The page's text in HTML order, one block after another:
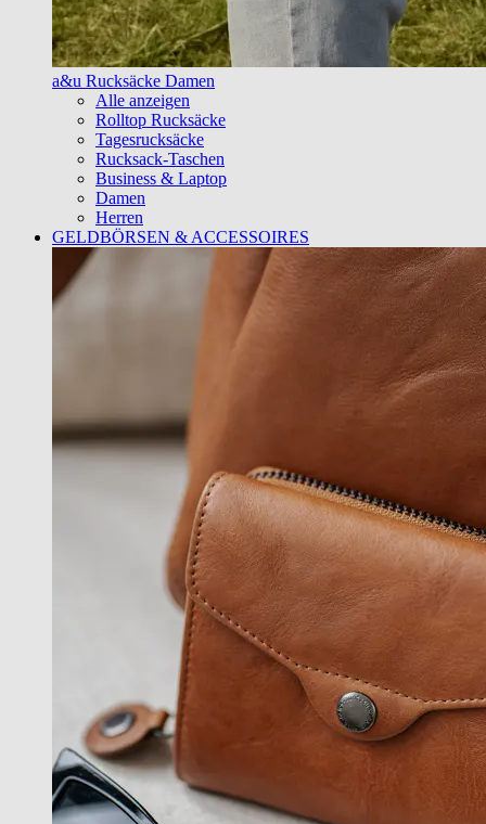
a&u Rucksäcke Damen
Alle anzeigen
Rolltop Rucksäcke
Tagesrucksäcke
Rucksack-Taschen
Business & Laptop
Damen
Herren
GELDBÖRSEN & ACCESSOIRES